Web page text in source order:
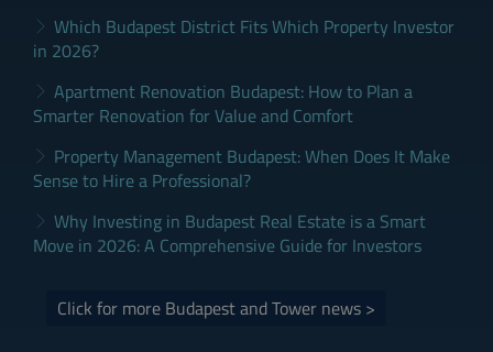
Which Budapest District Fits Which Property Investor
in 2026?
Apartment Renovation Budapest: How to Plan a
Smarter Renovation for Value and Comfort
Property Management Budapest: When Does It Make
Sense to Hire a Professional?
Why Investing in Budapest Real Estate is a Smart
Move in 2026: A Comprehensive Guide for Investors
Click for more Budapest and Tower news >